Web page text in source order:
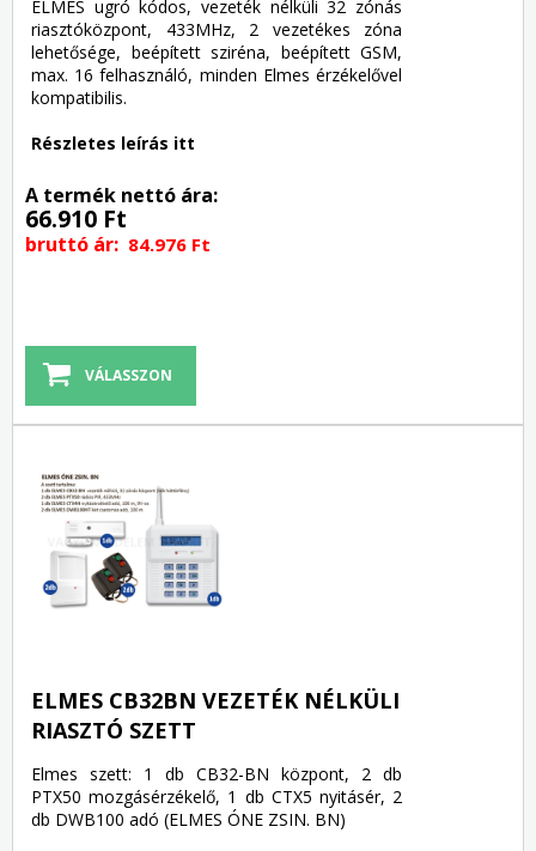
ELMES ugró kódos, vezeték nélküli 32 zónás
riasztóközpont, 433MHz, 2 vezetékes zóna
lehetősége, beépített sziréna, beépített GSM,
max. 16 felhasználó, minden Elmes érzékelővel
kompatibilis.
Részletes leírás itt
A termék nettó ára:
66.910 Ft
bruttó ár: 84.976 Ft
VÁLASSZON
ELMES CB32BN VEZETÉK NÉLKÜLI
RIASZTÓ SZETT
Elmes szett: 1 db CB32-BN központ, 2 db
PTX50 mozgásérzékelő, 1 db CTX5 nyitásér, 2
db DWB100 adó (ELMES ÓNE ZSIN. BN)